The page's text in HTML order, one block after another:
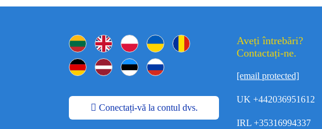
Conectați-vă la contul dvs.
Aveți întrebări?
Contactați-ne.
[email protected]
UK +442036951612
IRL +35316994337